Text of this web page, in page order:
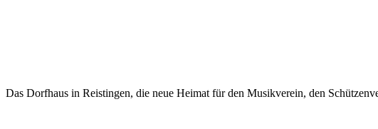
Das Dorfhaus in Reistingen, die neue Heimat für den Musikverein, den